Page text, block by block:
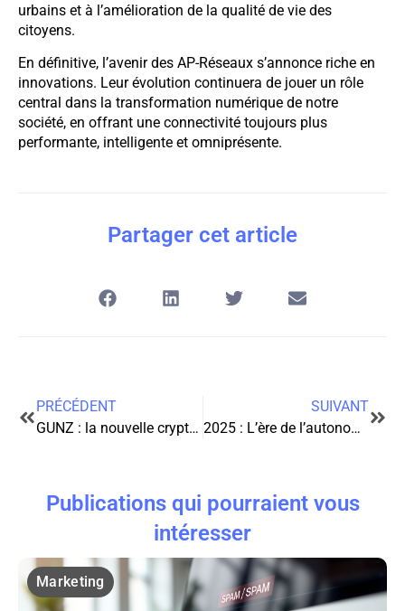
urbains et à l’amélioration de la qualité de vie des
citoyens.
En définitive, l’avenir des AP-Réseaux s’annonce riche en
innovations. Leur évolution continuera de jouer un rôle
central dans la transformation numérique de notre
société, en offrant une connectivité toujours plus
performante, intelligente et omniprésente.
Partager cet article
PRÉCÉDENT
GUNZ : la nouvelle cryptomonnaie qui fait trembler le marché
SUIVANT
2025 : L’ère de l’autonomie augmentée pour les freelances
Publications qui pourraient vous
intéresser
Marketing